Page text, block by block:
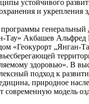
устойчивого
и укрепления
генеральный
Тау» Акбашев
«Геокурорт „Янган-
здоровью». В
подход к
природное
современную модель